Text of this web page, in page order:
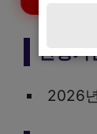
신청기
2026